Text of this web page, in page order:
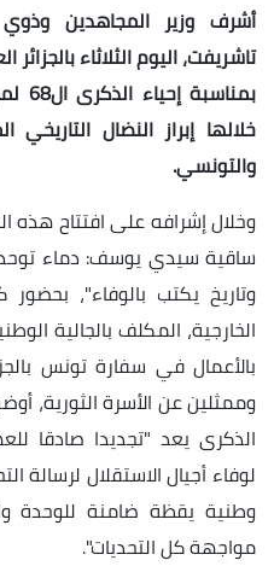
أشرف وزير المجاهدين وذوي
تاشريفت، اليوم الثلاثاء بالجزائر
خلالها إبراز النضال التاريخي
والتونسي.
وخلال إشرافه على افتتاح هذه
ساقية سيدي يوسف: دماء توحدت،
وتاريخ يكتب بالوفاء"، بحضور
الخارجية، المكلف بالجالية
بالأعمال في سفارة تونس
وممثلين عن الأسرة الثورية،
الذكرى يعد "تجديدا صادقا
لوفاء أجيال الاستقلال لرسالة
وطنية يقظة ضامنة للوحدة
مواجهة كل التحديات".